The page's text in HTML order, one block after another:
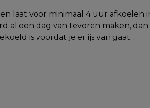
laat voor minimaal 4 uur afkoelen
al een dag van tevoren maken, dan
is voordat je er ijs van gaat